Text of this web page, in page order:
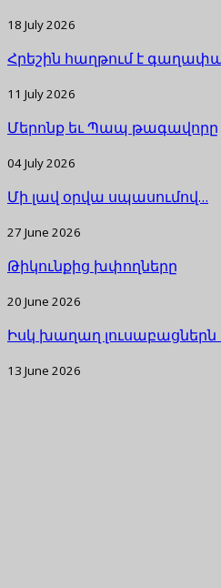
18 July 2026
Հրեշին հաղթում է
11 July 2026
Մերոնք եւ Պապ թագավորը
04 July 2026
Մի լավ օրվա սպասումով…
27 June 2026
Թիկունքից խփողները
20 June 2026
Իսկ խաղաղ լուսաբացներն
13 June 2026